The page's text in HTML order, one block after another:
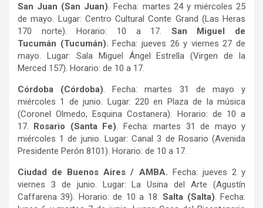
San Juan (San Juan). Fecha: martes 24 y miércoles 25
de mayo. Lugar: Centro Cultural Conte Grand (Las Heras
170 norte). Horario: 10 a 17. San Miguel de
Tucumán (Tucumán). Fecha: jueves 26 y viernes 27 de
mayo. Lugar: Sala Miguel Ángel Estrella (Virgen de la
Merced 157). Horario: de 10 a 17.
Córdoba (Córdoba). Fecha: martes 31 de mayo y
miércoles 1 de junio. Lugar: 220 en Plaza de la música
(Coronel Olmedo, Esquina Costanera). Horario: de 10 a
17. Rosario (Santa Fe). Fecha: martes 31 de mayo y
miércoles 1 de junio. Lugar: Canal 3 de Rosario (Avenida
Presidente Perón 8101). Horario: de 10 a 17.
Ciudad de Buenos Aires / AMBA. Fecha: jueves 2 y
viernes 3 de junio. Lugar: La Usina del Arte (Agustín
Caffarena 39). Horario: de 10 a 18.Salta (Salta). Fecha: